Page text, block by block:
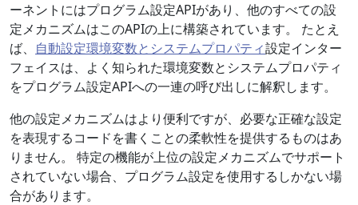
ーネントにはプログラム設定APIがあり、他のすべての設
定メカニズムはこのAPIの上に構築されています。 たとえ
ば、 自動設定環境変数とシステムプロパティ設定インター
フェイスは、よく知られた環境変数とシステムプロパティ
をプログラム設定APIへの一連の呼び出しに解釈します。
他の設定メカニズムはより便利ですが、必要な正確な設定
を表現するコードを書くことの柔軟性を提供するものはあ
りません。 特定の機能が上位の設定メカニズムでサポート
されていない場合、プログラム設定を使用するしかない場
合があります。